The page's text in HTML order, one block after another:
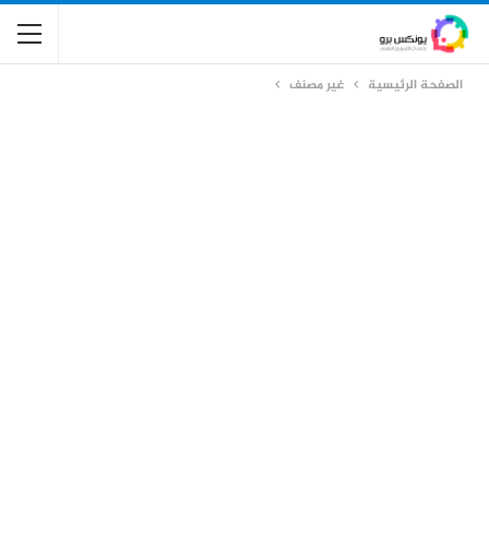
الصفحة الرئيسية غير مصنف